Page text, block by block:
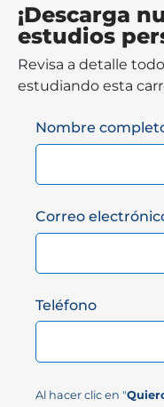
¡Descarga
estudios
Revisa a detalle
estudiando esta
Nombre
Correo
Teléfono
Al hacer clic en "